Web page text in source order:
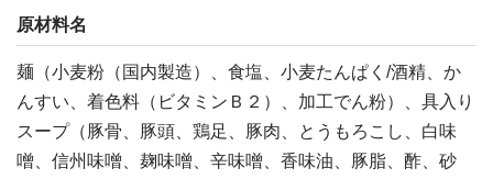
原材料名
麺（小麦粉（国内製造）、食塩、小麦たんぱく/酒精、か
んすい、着色料（ビタミンＢ２）、加工でん粉）、具入り
スープ（豚骨、豚頭、鶏足、豚肉、とうもろこし、白味
噌、信州味噌、麹味噌、辛味噌、香味油、豚脂、酢、砂